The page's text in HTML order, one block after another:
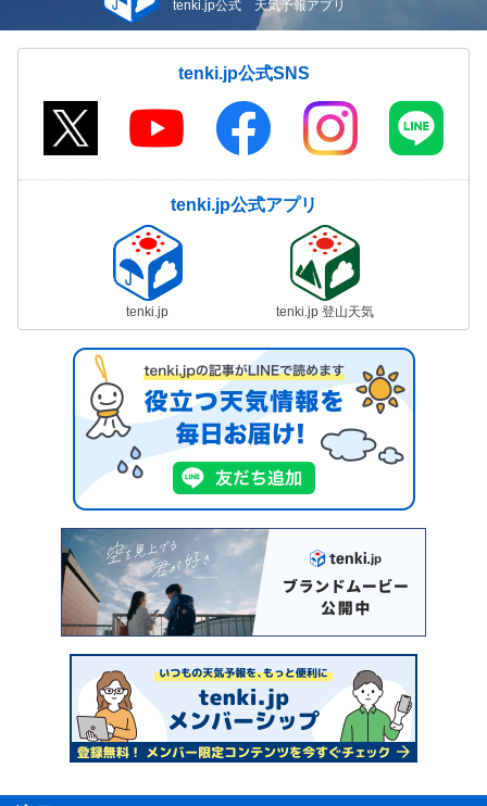
tenki.jp公式 天気予報アプリ
tenki.jp公式SNS
tenki.jp公式アプリ
tenki.jp tenki.jp 登山天気